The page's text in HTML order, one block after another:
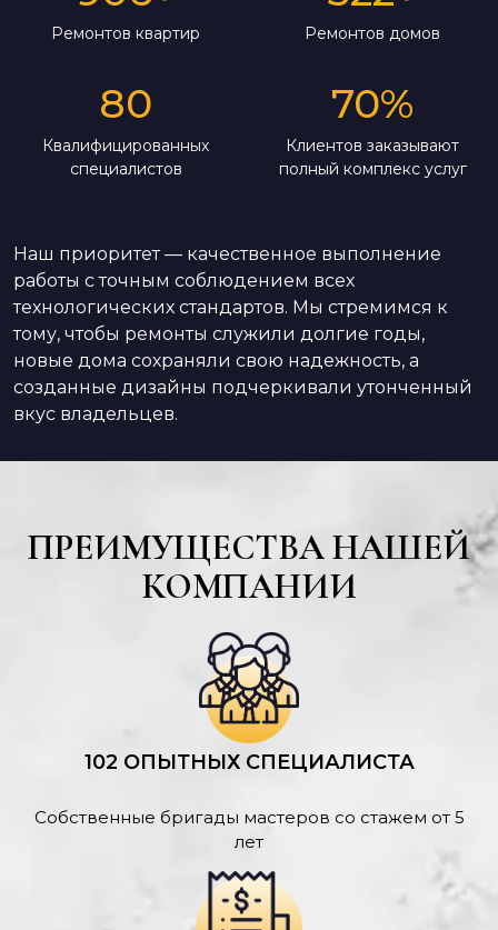
Ремонтов квартир Ремонтов домов
80
Квалифицированных
специалистов
70%
Клиентов заказывают
полный комплекс услуг
Наш приоритет — качественное выполнение
работы с точным соблюдением всех
технологических стандартов. Мы стремимся к
тому, чтобы ремонты служили долгие годы,
новые дома сохраняли свою надежность, а
созданные дизайны подчеркивали утонченный
вкус владельцев.
ПРЕИМУЩЕСТВА НАШЕЙ
КОМПАНИИ
102 ОПЫТНЫХ СПЕЦИАЛИСТА
Собственные бригады мастеров со стажем от 5
лет